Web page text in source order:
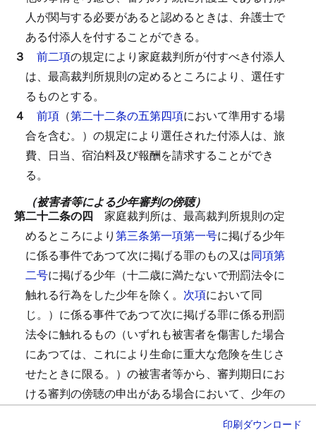
人が関与する必要があると認めるときは、弁護士で
ある付添人を付することができる。
３ 前二項の規定により家庭裁判所が付すべき付添人
は、最高裁判所規則の定めるところにより、選任す
るものとする。
４ 前項 （第二十二条の五第四項において準用する場
合を含む。）の規定により選任された付添人は、旅
費、日当、宿泊料及び報酬を請求することができ
る。
（被害者等による少年審判の傍聴）
第二十二条の四 家庭裁判所は、最高裁判所規則の定
めるところにより第三条第一項第一号に掲げる少年
に係る事件であつて次に掲げる罪のもの又は同項第
二号に掲げる少年（十二歳に満たないで刑罰法令に
触れる行為をした少年を除く。 次項において同
じ。）に係る事件であつて次に掲げる罪に係る刑罰
法令に触れるもの（いずれも被害者を傷害した場合
にあつては、これにより生命に重大な危険を生じさ
せたときに限る。）の被害者等から、審判期日にお
ける審判の傍聴の申出がある場合において、少年の
他の事情を考慮して、少年の健全な育成を妨げるお
印刷ダウンロード